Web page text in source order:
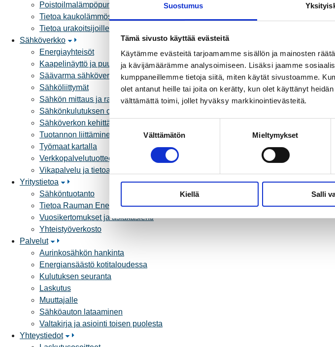
Suostumus
Tämä sivusto käyttää evästeitä
Käytämme evästeitä tarjoamamme sisällön ja mainosten
ja kävijämäärämme analysoimiseen. Lisäksi jaamme
kumppaneillemme tietoja siitä, miten käytät sivustoamme.
olet antanut heille tai joita on kerätty, kun olet käyttänyt
välttämättä toimi, jollet hyväksy markkinointievästeitä.
S
u
s
t
u
k
n
v
a
n
t
Välttämätön Mieltymykset
Kiellä Salli
Poistoilmalämpöpumppu kaukolämpötaloon
Tietoa kaukolämmöstä
Tietoa urakoitsijoille
Sähköverkko
Energiayhteisöt
Kaapelinäyttö ja puunkaatoapu
Säävarma sähköverkko
Sähköliittymät
Sähkön mittaus ja raportointi
Sähkönkulutuksen ohjaus kiinteistössä
Sähköverkon kehittämissuunnitelma
Tuotannon liittäminen verkkoon
Työmaat kartalla
Verkkopalvelutuotteet ja hinnastot
Vikapalvelu ja tietoa jakeluhäiriöistä
Yritystietoa
Sähköntuotanto
Tietoa Rauman Energiasta
Vuosikertomukset ja asiakaslehti
Yhteistyöverkosto
Palvelut
Aurinkosähkön hankinta
Energiansäästö kotitaloudessa
Kulutuksen seuranta
Laskutus
Muuttajalle
Sähköauton lataaminen
Valtakirja ja asiointi toisen puolesta
Yhteystiedot